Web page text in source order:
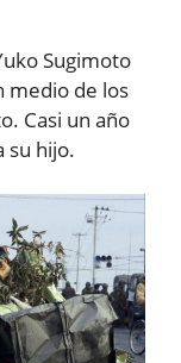
Sugimoto
medio de los
Casi un año
su hijo.